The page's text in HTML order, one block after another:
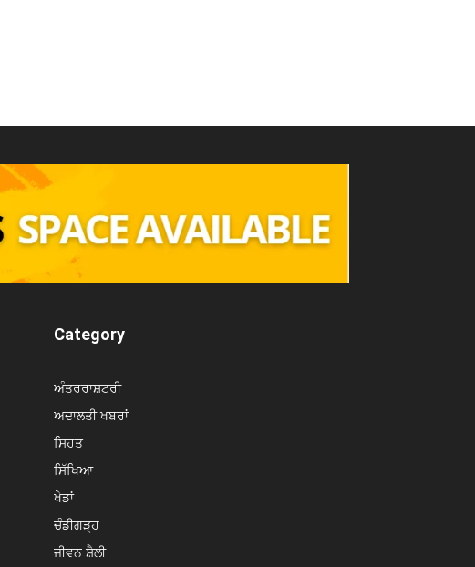
Category
ਅੰਤਰਰਾਸ਼ਟਰੀ
ਅਦਾਲਤੀ ਖਬਰਾਂ
ਸਿਹਤ
ਸਿੱਖਿਆ
ਖੇਡਾਂ
ਚੰਡੀਗੜ੍ਹ
ਜੀਵਨ ਸ਼ੈਲੀ